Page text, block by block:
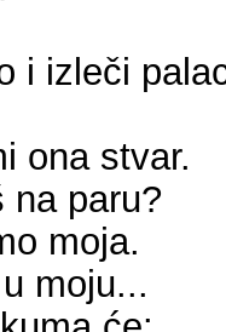
i izleči
ona stvar.
na paru?
moja.
moju...